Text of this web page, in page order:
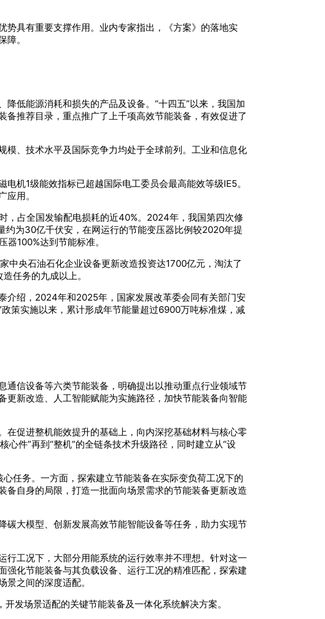
具有重要支撑作用。业内专家指出，《方案》的落地实
。
低能源消耗和损失的产品及设备。“十四五”以来，我国加
推荐目录，重点推广了上千项高效节能装备，有效促进了
、技术水平及国际竞争力均处于全球前列。工业和信息化
机1级能效指标已超越国际电工委员会最高能效等级IE5。
用。
，占全国发输配电损耗的近40%。2024年，我国第四次修
为30亿千伏安，在网运行的节能变压器比例较2020年提
100%达到节能标准。
中央石油石化企业设备更新改造投资达1700亿元，淘汰了
任务的九成以上。
介绍，2024年和2025年，国家发展改革委会同有关部门安
策实施以来，累计形成年节能量超过6900万吨标准煤，减
通信设备等六类节能装备，明确提出以推动重点行业领域节
新改造、人工智能赋能为实施路径，加快节能装备向智能
促进整机能效提升的基础上，向内深挖基础材料与核心零
件”再到“整机”的全链条技术升级路径，同时建立从“设
任务。一方面，探索建立节能装备在实际变负荷工况下的
自身的局限，打造一批面向场景需求的节能装备更新改造
大模型、创新发展高效节能智能设备等任务，助力实现节
工况下，大部分用能系统的运行效率并不理想。针对这一
化节能装备与其负载设备、运行工况的精准匹配，探索建
之间的深度适配。
发场景适配的关键节能装备及一体化系统解决方案。